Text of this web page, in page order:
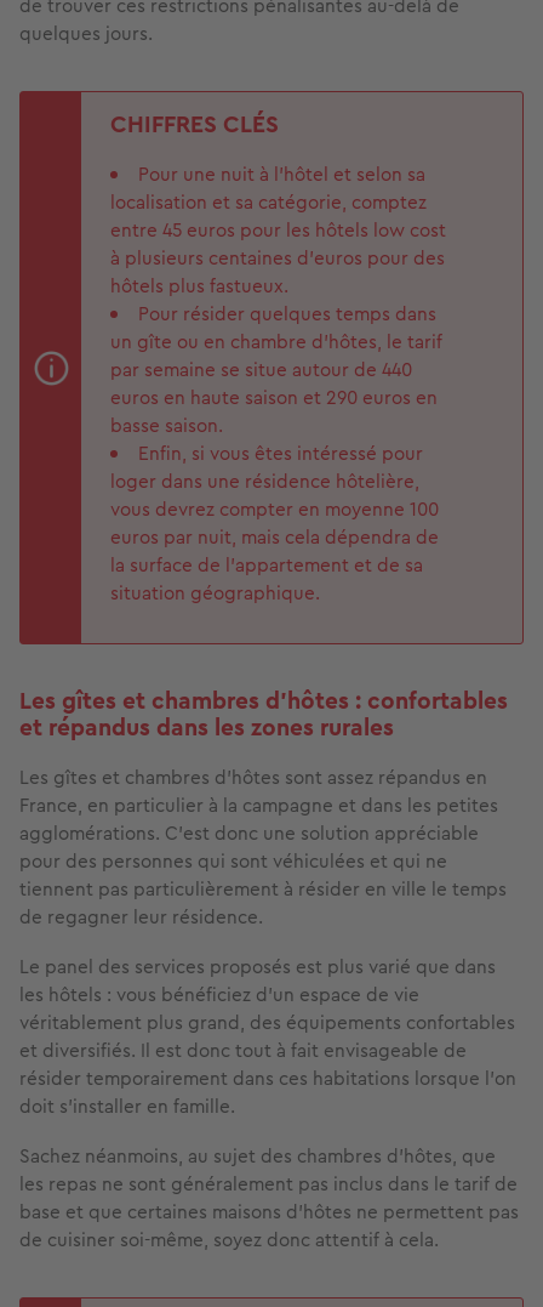
quelques jours.
CHIFFRES CLÉS
Pour une nuit à l’hôtel et selon sa
localisation et sa catégorie, comptez
entre 45 euros pour les hôtels low cost
à plusieurs centaines d’euros pour des
hôtels plus fastueux.
Pour résider quelques temps dans
un gîte ou en chambre d’hôtes, le tarif
par semaine se situe autour de 440
euros en haute saison et 290 euros en
basse saison.
Enfin, si vous êtes intéressé pour
loger dans une résidence hôtelière,
vous devrez compter en moyenne 100
euros par nuit, mais cela dépendra de
la surface de l’appartement et de sa
situation géographique.
Les gîtes et chambres d’hôtes : confortables
et répandus dans les zones rurales
Les gîtes et chambres d’hôtes sont assez répandus en
France, en particulier à la campagne et dans les petites
agglomérations. C’est donc une solution appréciable
pour des personnes qui sont véhiculées et qui ne
tiennent pas particulièrement à résider en ville le temps
de regagner leur résidence.
Le panel des services proposés est plus varié que dans
les hôtels : vous bénéficiez d’un espace de vie
véritablement plus grand, des équipements confortables
et diversifiés. Il est donc tout à fait envisageable de
résider temporairement dans ces habitations lorsque l’on
doit s’installer en famille.
Sachez néanmoins, au sujet des chambres d'hôtes, que
les repas ne sont généralement pas inclus dans le tarif de
base et que certaines maisons d'hôtes ne permettent pas
de cuisiner soi-même, soyez donc attentif à cela.